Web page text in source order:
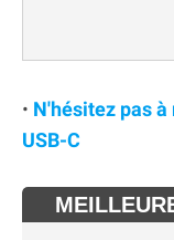
• N'hésitez pas
USB-C